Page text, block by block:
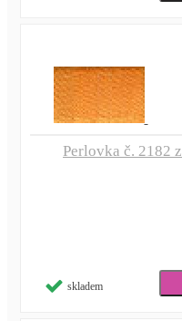
Perlovka č. 2182
skladem